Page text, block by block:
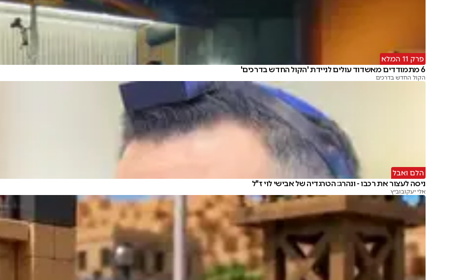
פרק 11 המלא
6 מתמודדים מאשדוד עולים לניידת 'הקול החדש בדרכים'
הקול החדש בדרכים
הלם ואבל
ניסה לעצור את רכבו - ונהרג: הטרגדיה של אבישי לוי ז"ל
אלי יעקובוביץ